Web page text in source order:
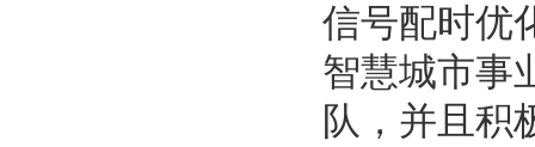
信号配时优
智慧城市事
队，并且积